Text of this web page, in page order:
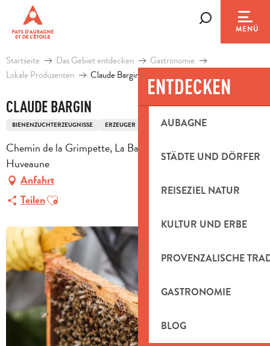
contenu
principal
MENÜ
ENTDECKEN
AUBAGNE
STÄDTE UND DÖRFER
REISEZIEL NATUR
KULTUR UND ERBE
PROVENZALISCHE
GASTRONOMIE
BLOG
Startseite Das Gebiet entdecken
Gastronomie
Lokale Produzenten
Claude Bargin
CLAUDE BARGIN
BIENENZUCHTERZEUGNISSE ERZEUGER
Chemin de la Grimpette, La Bastidone, 13821 La Penne-sur-
Huveaune
Anfahrt
TeilenAjouter aux favoris